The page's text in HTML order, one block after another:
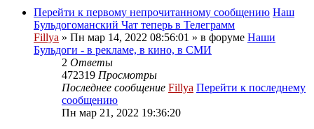
Перейти к первому непрочитанному сообщению Наш
Бульдогоманский Чат теперь в Телеграмм
Fillya » Пн мар 14, 2022 08:56:01 » в форуме Наши
Бульдоги - в рекламе, в кино, в СМИ
2 Ответы
472319 Просмотры
Последнее сообщение Fillya Перейти к последнему
сообщению
Пн мар 21, 2022 19:36:20